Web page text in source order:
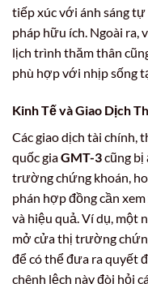
tiếp xúc với ánh sáng
pháp hữu ích. Ngoài ra,
lịch trình thăm thân
phù hợp với nhịp sống
Kinh Tế và Giao Dịch
Các giao dịch tài chính,
quốc giaGMT-3cũng
trường chứng khoán,
phán hợp đồng cần
và hiệu quả. Ví dụ, một
mở cửa thị trường
để có thể đưa ra quyết
chênh lệch này đòi hỏi